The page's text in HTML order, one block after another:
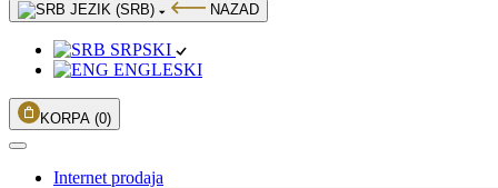
JEZIK (SRB) NAZAD
SRPSKI
ENGLESKI
KORPA (0)
Internet prodaja